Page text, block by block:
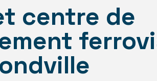
centre de